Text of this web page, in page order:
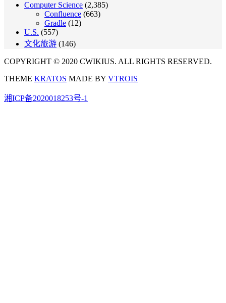
Computer Science (2,385)
Confluence (663)
Gradle (12)
U.S. (557)
文化旅游 (146)
COPYRIGHT © 2020 CWIKIUS. ALL RIGHTS RESERVED.
THEME KRATOS MADE BY VTROIS
湘ICP备2020018253号-1